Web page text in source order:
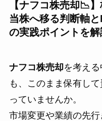
【ナフコ株売却📉
当株へ移る判断軸
の実践ポイントを解
ナフコ株売却を考え
も、このまま保有し
っていませんか。
市場変更や業績の先